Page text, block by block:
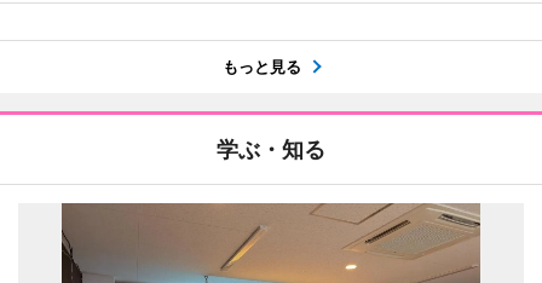
もっと見る
学ぶ・知る